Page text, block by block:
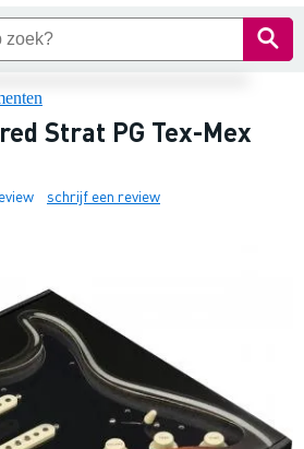
Strat PG Tex-Mex
schrijf een review